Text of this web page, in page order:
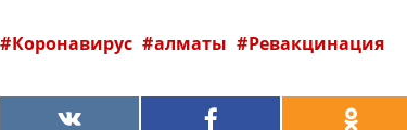
Коронавирус алматы Ревакцинация